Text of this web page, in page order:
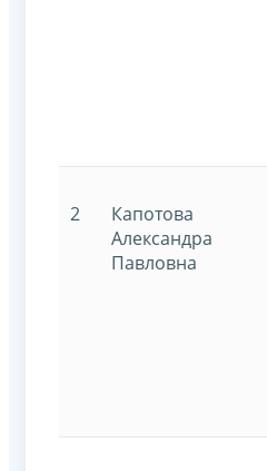
2
Капотова
Александра
Павловна